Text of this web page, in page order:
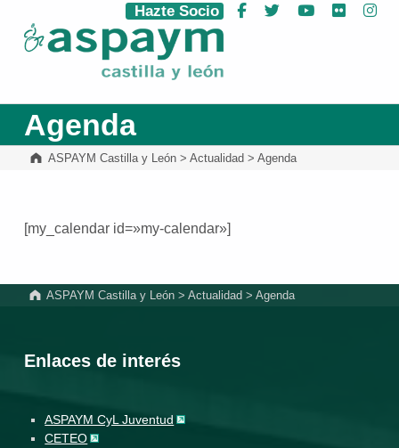
ASPAYM Castilla y León
Hazte Socio Facebook
Twitter YouTube
Flickr
Agenda
ASPAYM Castilla y León> Actualidad > Agenda
[my_calendar id=»my-calendar»]
ASPAYM Castilla y León >Actualidad >Agenda
Enlaces de interés
ASPAYM CyL Juventud
CETEO